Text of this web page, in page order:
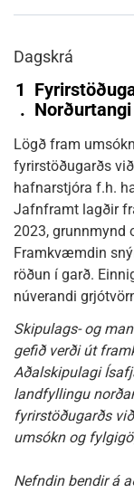
Dagskrá
1
.
Lögð fram
fyrirstöðugarðs
hafnarstjóra f.h.
Jafnframt lagðir
2023, grunnmynd
Framkvæmdin
röðun í garð.
núverandi
Skipulags- og
gefið verði út
Aðalskipulagi
landfyllingu
fyrirstöðugarðs
umsókn og
Nefndin bendir á